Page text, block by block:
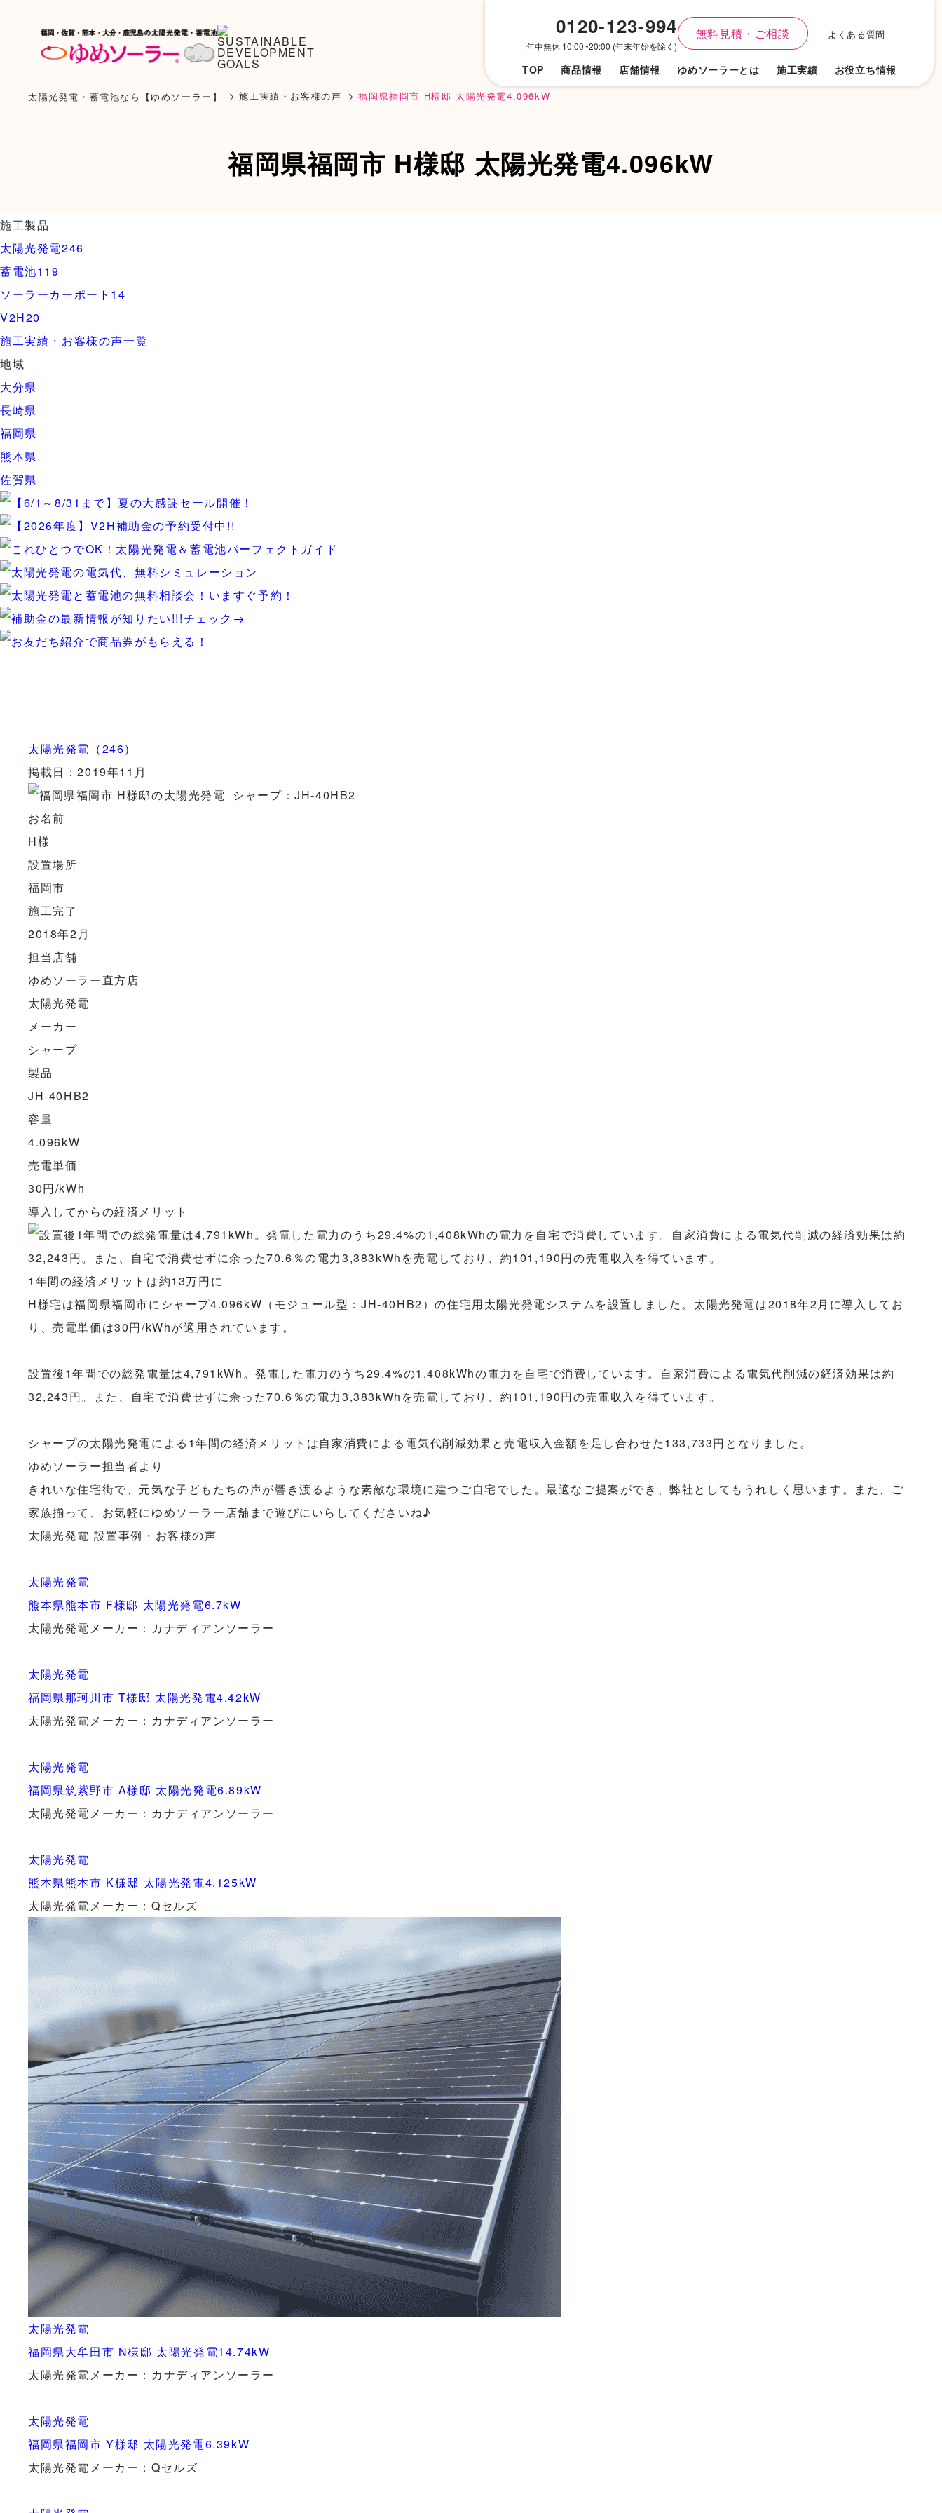
TOP 商品情報 店舗情報 ゆめソーラーとは 施工実績 お役立ち情報
0120-123-994
年中無休 10:00~20:00 (年末年始を除く)
無料見積・ご相談 よくある質問
太陽光発電・蓄電池なら【ゆめソーラー】 施工実績・お客様の声 福岡県福岡市 H様邸 太陽光発電4.096kW
福岡県福岡市 H様邸 太陽光発電4.096kW
施工製品
太陽光発電246
蓄電池119
ソーラーカーポート 14
V2H20
施工実績・お客様の声一覧
地域
大分県
長崎県
福岡県
熊本県
佐賀県
太陽光発電（246）
掲載日：2019年11月
お名前
H様
設置場所
福岡市
施工完了
2018年2月
担当店舗
ゆめソーラー直方店
太陽光発電
メーカー
シャープ
製品
JH-40HB2
容量
4.096kW
売電単価
30円/kWh
導入してからの経済メリット
1年間の経済メリットは約13万円に
H様宅は福岡県福岡市にシャープ4.096kW（モジュール型：JH-40HB2）の住宅用太陽光発電システムを設置しました。太陽光発電は2018年2月に導入してお
り、売電単価は30円/kWhが適用されています。
設置後1年間での総発電量は4,791kWh。発電した電力のうち29.4%の1,408kWhの電力を自宅で消費しています。自家消費による電気代削減の経済効果は約
32,243円。また、自宅で消費せずに余った70.6％の電力3,383kWhを売電しており、約101,190円の売電収入を得ています。
シャープの太陽光発電による1年間の経済メリットは自家消費による電気代削減効果と売電収入金額を足し合わせた133,733円となりました。
ゆめソーラー担当者より
きれいな住宅街で、元気な子どもたちの声が響き渡るような素敵な環境に建つご自宅でした。最適なご提案ができ、弊社としてもうれしく思います。また、ご
家族揃って、お気軽にゆめソーラー店舗まで遊びにいらしてくださいね♪
太陽光発電 設置事例・お客様の声
太陽光発電
熊本県熊本市 F様邸 太陽光発電6.7kW
太陽光発電メーカー：カナディアンソーラー
太陽光発電
福岡県那珂川市 T様邸 太陽光発電4.42kW
太陽光発電メーカー：カナディアンソーラー
太陽光発電
福岡県筑紫野市 A様邸 太陽光発電6.89kW
太陽光発電メーカー：カナディアンソーラー
太陽光発電
熊本県熊本市 K様邸 太陽光発電4.125kW
太陽光発電メーカー：Qセルズ
太陽光発電
福岡県大牟田市 N様邸 太陽光発電14.74kW
太陽光発電メーカー：カナディアンソーラー
太陽光発電
福岡県福岡市 Y様邸 太陽光発電6.39kW
太陽光発電メーカー：Qセルズ